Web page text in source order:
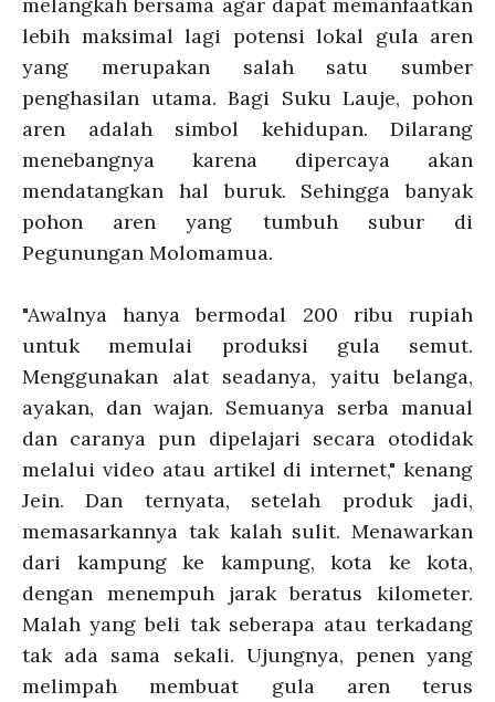
lebih maksimal lagi potensi lokal gula aren
yang merupakan salah satu sumber
penghasilan utama. Bagi Suku Lauje, pohon
aren adalah simbol kehidupan. Dilarang
menebangnya karena dipercaya akan
mendatangkan hal buruk. Sehingga banyak
pohon aren yang tumbuh subur di
Pegunungan Molomamua.
"Awalnya hanya bermodal 200 ribu rupiah
untuk memulai produksi gula semut.
Menggunakan alat seadanya, yaitu belanga,
ayakan, dan wajan. Semuanya serba manual
dan caranya pun dipelajari secara otodidak
melalui video atau artikel di internet," kenang
Jein. Dan ternyata, setelah produk jadi,
memasarkannya tak kalah sulit. Menawarkan
dari kampung ke kampung, kota ke kota,
dengan menempuh jarak beratus kilometer.
Malah yang beli tak seberapa atau terkadang
tak ada sama sekali. Ujungnya, penen yang
melimpah membuat gula aren terus